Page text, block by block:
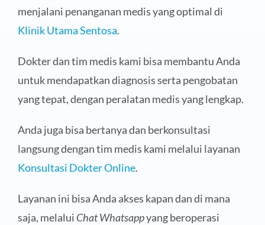
menjalani penanganan medis yang optimal di
Klinik Utama Sentosa.
Dokter dan tim medis kami bisa membantu Anda
untuk mendapatkan diagnosis serta pengobatan
yang tepat, dengan peralatan medis yang lengkap.
Anda juga bisa bertanya dan berkonsultasi
langsung dengan tim medis kami melalui layanan
Konsultasi Dokter Online.
Layanan ini bisa Anda akses kapan dan di mana
saja, melalui Chat Whatsappyang beroperasi